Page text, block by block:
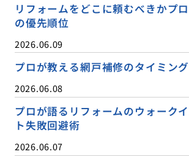
リフォームをどこに頼むべきかプ
の優先順位
2026.06.09
プロが教える網戸補修のタイミン
2026.06.08
プロが語るリフォームのウォーク
ト失敗回避術
2026.06.07